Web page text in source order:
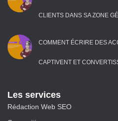
CLIENTS DANS SA ZONE
COMMENT ÉCRIRE DES
CAPTIVENT ET
Les services
Rédaction Web SEO